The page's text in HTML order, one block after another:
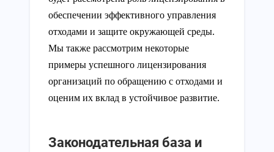
обеспечении эффективного управления
отходами и защите окружающей среды.
Мы также рассмотрим некоторые
примеры успешного лицензирования
организаций по обращению с отходами и
оценим их вклад в устойчивое развитие.
Законодательная база и